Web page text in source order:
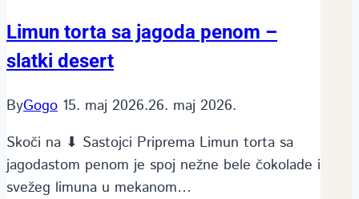
Limun torta sa jagoda penom –
slatki desert
ByGogo 15. maj 2026.26. maj 2026.
Skoči na ⬇ Sastojci Priprema Limun torta sa
jagodastom penom je spoj nežne bele čokolade i
svežeg limuna u mekanom…